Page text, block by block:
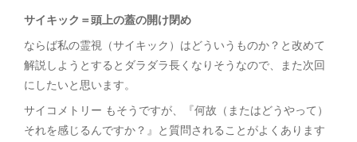
サイキック＝頭上の蓋の開け閉め
ならば私の霊視（サイキック）はどういうものか？と改めて
解説しようとするとダラダラ長くなりそうなので、また次回
にしたいと思います。
サイコメトリー もそうですが、『何故（またはどうやって）
それを感じるんですか？』と質問されることがよくあります